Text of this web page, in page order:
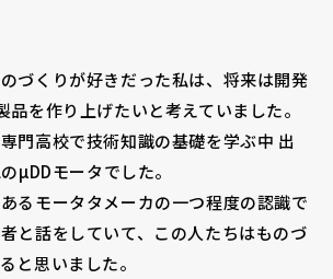
づくりが好きだった私は、将来は開発
を作り上げたいと考えていました。
門高校で技術知識の基礎を学ぶ中 出
µDDモータでした。
るモータタメーカの一つ程度の認識で
と話をしていて、この人たちはものづ
と思いました。